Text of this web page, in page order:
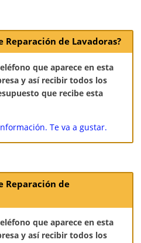
Reparación de Lavadoras?
que aparece en esta
y así recibir todos los
que recibe esta
Te va a gustar.
Reparación de
que aparece en esta
y así recibir todos los